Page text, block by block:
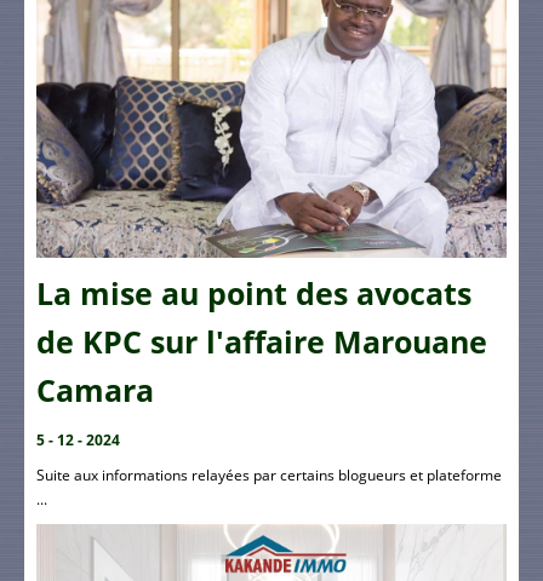
La mise au point des avocats
de KPC sur l'affaire Marouane
Camara
5 - 12 - 2024
Suite aux informations relayées par certains blogueurs et plateforme
...